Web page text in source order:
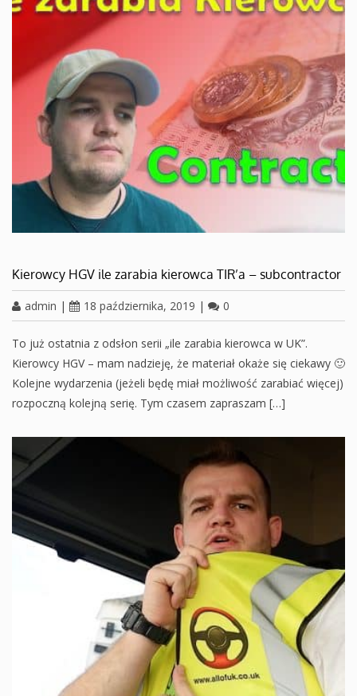
Kierowcy HGV ile zarabia kierowca TIR’a – subcontractor
admin | 18 października, 2019 | 0
To już ostatnia z odsłon serii „ile zarabia kierowca w UK”.
Kierowcy HGV – mam nadzieję, że materiał okaże się ciekawy 🙂
Kolejne wydarzenia (jeżeli będę miał możliwość zarabiać więcej)
rozpoczną kolejną serię. Tym czasem zapraszam […]